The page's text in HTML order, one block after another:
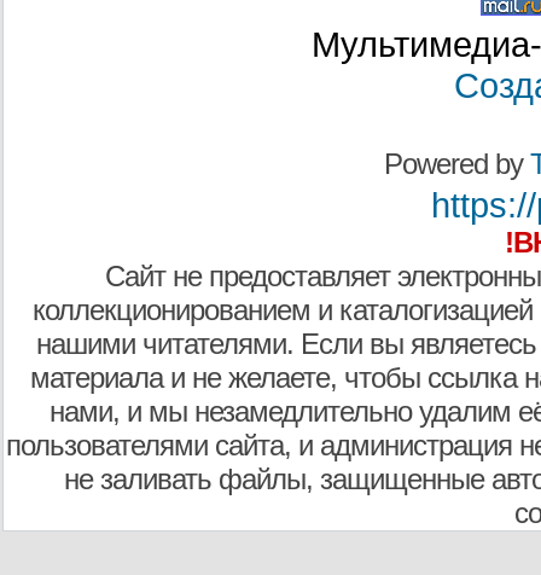
Powered by
Сайт не предоставляет
коллекционированием и
нашими читателями. Если вы являетесь
материала и не желаете, чтобы ссылка
нами, и мы незамедлительно удалим
пользователями сайта, и администрация
не заливать файлы, защищенные